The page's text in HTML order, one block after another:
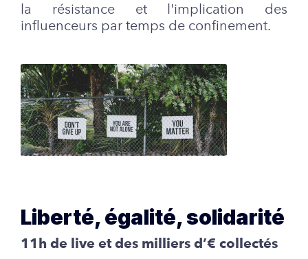
la résistance et l'implication des
influenceurs par temps de confinement.
Liberté, égalité, solidarité
11h de live et des milliers d’€ collectés